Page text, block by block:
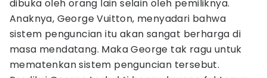
dibuka oleh orang lain selain oleh pemiliknya.
Anaknya, George Vuitton, menyadari bahwa
sistem penguncian itu akan sangat berharga di
masa mendatang. Maka George tak ragu untuk
mematenkan sistem penguncian tersebut.